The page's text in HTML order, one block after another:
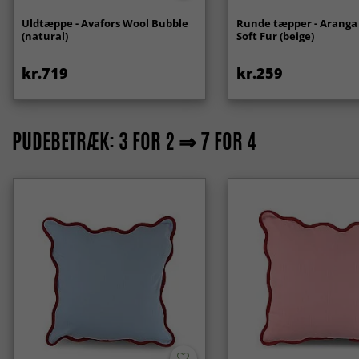
Uldtæppe - Avafors Wool Bubble
(natural)
kr.719
Runde tæpper - Aranga
Soft Fur (beige)
kr.259
PUDEBETRÆK: 3 FOR 2 ⇒ 7 FOR 4